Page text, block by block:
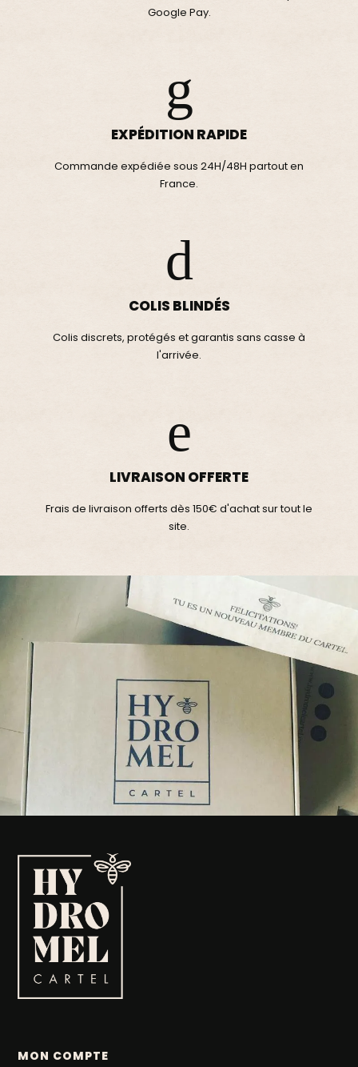
Google Pay.
EXPÉDITION RAPIDE
Commande expédiée sous 24H/48H partout en
France.
COLIS BLINDÉS
Colis discrets, protégés et garantis sans casse à
l'arrivée.
LIVRAISON OFFERTE
Frais de livraison offerts dès 150€ d'achat sur tout le
site.
MON COMPTE